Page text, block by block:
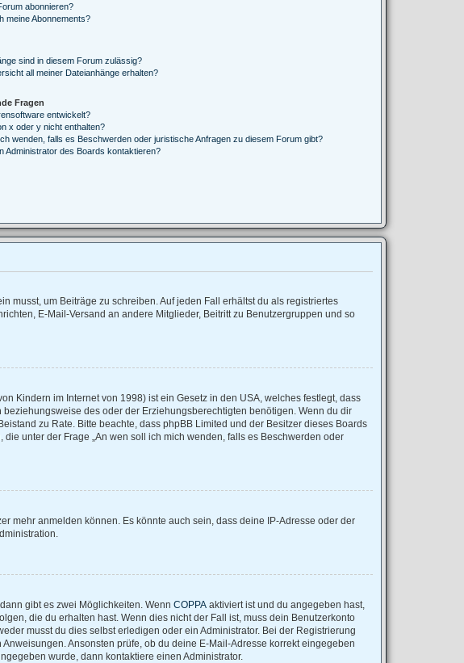
abonnieren?
meine Abonnements?
sind in diesem Forum zulässig?
all meiner Dateianhänge erhalten?
Fragen
entwickelt?
x oder y nicht enthalten?
wenden, falls es Beschwerden oder juristische Anfragen zu diesem Forum gibt?
Administrator des Boards kontaktieren?
musst, um Beiträge zu schreiben. Auf jeden Fall erhältst du als registriertes
E-Mail-Versand an andere Mitglieder, Beitritt zu Benutzergruppen und so
Kindern im Internet von 1998) ist ein Gesetz in den USA, welches festlegt, dass
des oder der Erziehungsberechtigten benötigen. Wenn du dir
zu Rate. Bitte beachte, dass phpBB Limited und der Besitzer dieses Boards
unter der Frage „An wen soll ich mich wenden, falls es Beschwerden oder
mehr anmelden können. Es könnte auch sein, dass deine IP-Adresse oder der
gibt es zwei Möglichkeiten. Wenn COPPA aktiviert ist und du angegeben hast,
die du erhalten hast. Wenn dies nicht der Fall ist, muss dein Benutzerkonto
musst du dies selbst erledigen oder ein Administrator. Bei der Registrierung
Ansonsten prüfe, ob du deine E-Mail-Adresse korrekt eingegeben
wurde, dann kontaktiere einen Administrator.